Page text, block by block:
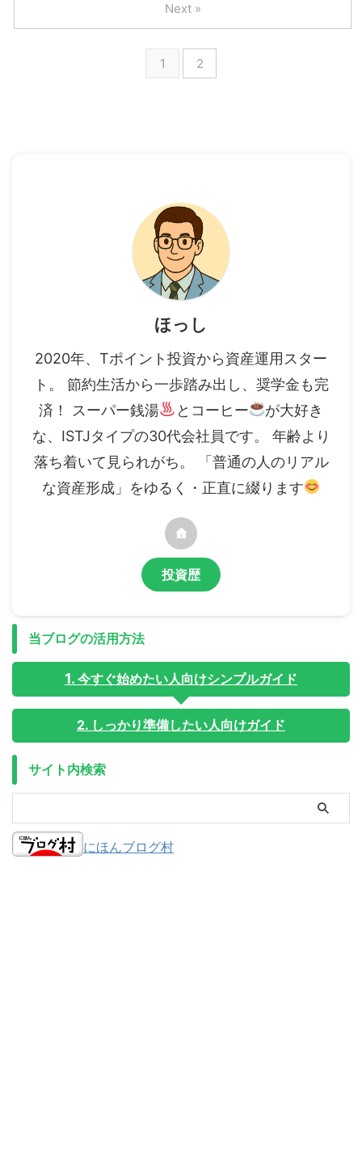
1 2
Next »
ほっし
2020年、Tポイント投資から資産運用スター
ト。 節約生活から一歩踏み出し、奨学金も完
済！ スーパー銭湯
とコーヒー
が大好き
な、ISTJタイプの30代会社員です。 年齢より
落ち着いて見られがち。 「普通の人のリアル
な資産形成」をゆるく・正直に綴ります
投資歴
当ブログの活用方法
今すぐ始めたい人向けシンプルガイド
2. しっかり準備したい人向けガイド
サイト内検索
にほんブログ村